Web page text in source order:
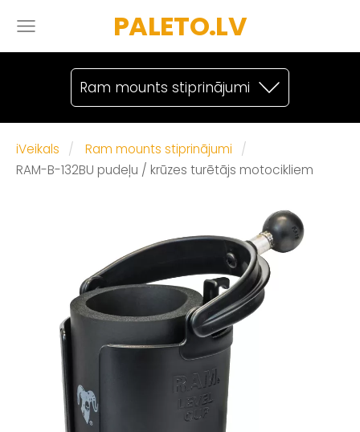
PALETO.LV
Ram mounts stiprinājumi
iVeikals
Ram mounts stiprinājumi
RAM-B-132BU pudeļu / krūzes turētājs motocikliem